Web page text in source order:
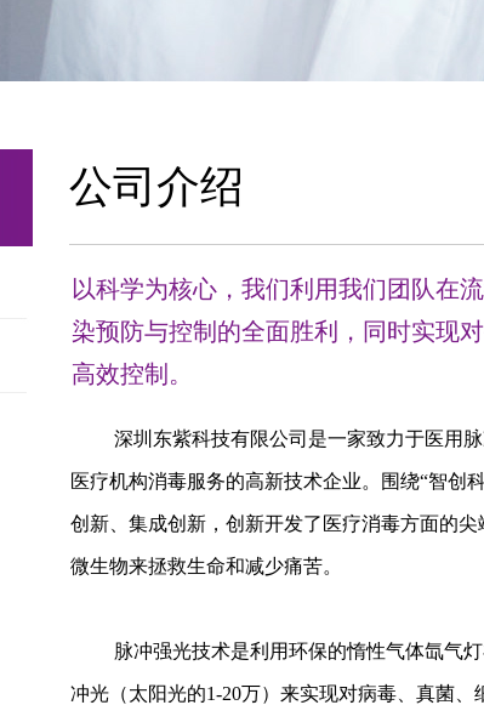
公司介绍
以科学为核心，我们利用我们团队在
染预防与控制的全面胜利，同时实现
高效控制。
医疗机构消毒服务的高新技术企业。围绕“智创
创新、集成创新，创新开发了医疗消毒方面的
微生物来拯救生命和减少痛苦。
冲光（太阳光的1-20万）来实现对病毒、真菌